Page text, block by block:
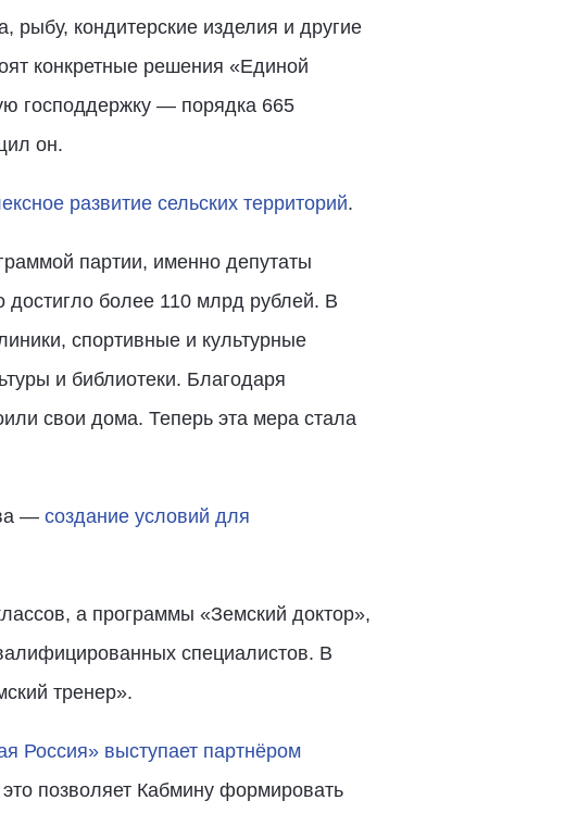
рыбу, кондитерские изделия и другие
конкретные решения «Единой
господдержку — порядка 665
он.
развитие сельских территорий.
партии, именно депутаты
более 110 млрд рублей. В
спортивные и культурные
и библиотеки. Благодаря
свои дома. Теперь эта мера стала
— создание условий для
а программы «Земский доктор»,
специалистов. В
тренер».
Россия» выступает партнёром
позволяет Кабмину формировать